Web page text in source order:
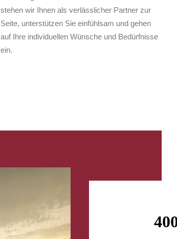
stehen wir Ihnen als verlässlicher Partner zur
Seite, unterstützen Sie einfühlsam und gehen
auf Ihre individuellen Wünsche und Bedürfnisse
ein.